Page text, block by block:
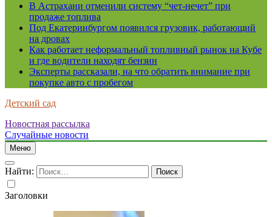
В Астрахани отменили систему “чет-нечет” при
продаже топлива
Под Екатеринбургом появился грузовик, работающий
на дровах
Как работает неформальный топливный рынок на Кубе
и где водители находят бензин
Эксперты рассказали, на что обратить внимание при
покупке авто с пробегом
Детский сад
Новостная рассылка
Случайные новости
Меню
Найти:
Заголовки